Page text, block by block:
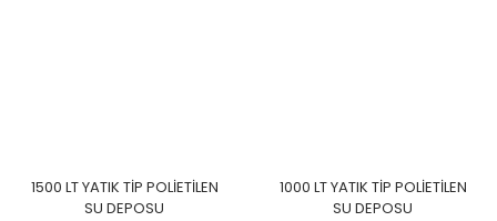
​1500 LT YATIK TİP POLİETİLEN
SU DEPOSU
1000 LT YATIK TİP POLİETİLEN
SU DEPOSU